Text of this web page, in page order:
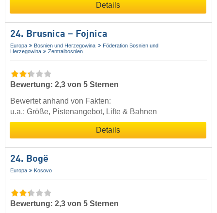
Details
24. Brusnica – Fojnica
Europa Bosnien und Herzegowina
Föderation Bosnien und
Herzegowina
Zentralbosnien
Bewertung: 2,3 von 5 Sternen
Bewertet anhand von Fakten:
u.a.: Größe, Pistenangebot, Lifte & Bahnen
Details
24. Bogë
Europa Kosovo
Bewertung: 2,3 von 5 Sternen